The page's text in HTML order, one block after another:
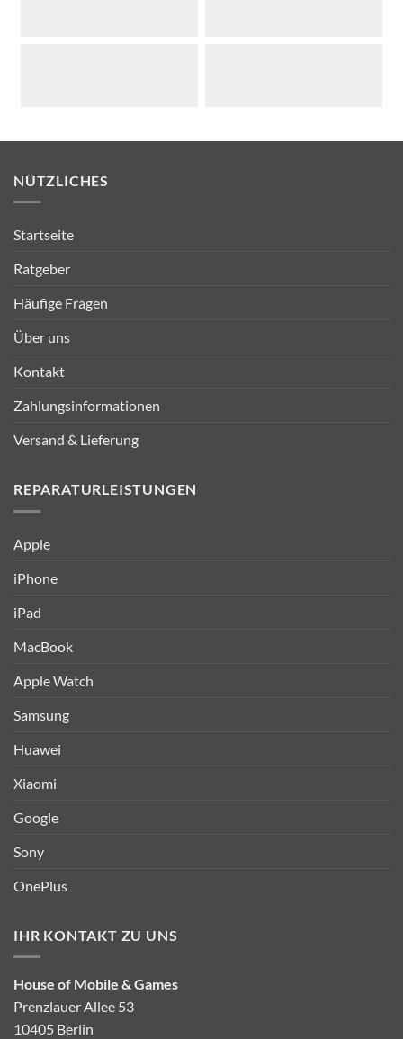
NÜTZLICHES
Startseite
Ratgeber
Häufige Fragen
Über uns
Kontakt
Zahlungsinformationen
Versand & Lieferung
REPARATURLEISTUNGEN
Apple
iPhone
iPad
MacBook
Apple Watch
Samsung
Huawei
Xiaomi
Google
Sony
OnePlus
IHR KONTAKT ZU UNS
House of Mobile & Games
Prenzlauer Allee 53
10405 Berlin